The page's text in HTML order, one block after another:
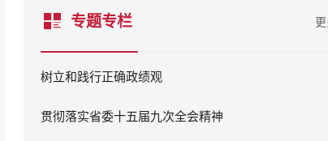
专题专栏
树立和践行正确政绩观
贯彻落实省委十五届九次全会精神